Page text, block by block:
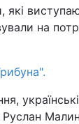
які
на
Руслан